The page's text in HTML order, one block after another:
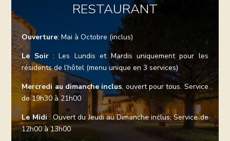
RESTAURANT
Ouverture: Mai à Octobre (inclus)
Le Soir: Les Lundis et Mardis uniquement pour les
résidents de l’hôtel (menu unique en 3 services)
Mercredi au dimanche inclus, ouvert pour tous. Service
de 19h30 à 21h00
Le Midi: Ouvert du Jeudi au Dimanche inclus, Service de
12h00 à 13h00